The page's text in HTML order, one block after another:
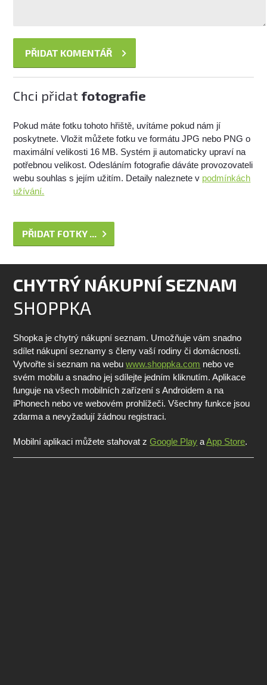
Chci přidat fotografie
Pokud máte fotku tohoto hřiště, uvítáme pokud nám jí
poskytnete. Vložit můžete fotku ve formátu JPG nebo PNG o
maximální velikosti 16 MB. Systém ji automaticky upraví na
potřebnou velikost. Odesláním fotografie dáváte provozovateli
webu souhlas s jejím užitím. Detaily naleznete v podmínkách
užívání.
PŘIDAT FOTKY ...
CHYTRÝ NÁKUPNÍ SEZNAM
SHOPPKA
Shopka je chytrý nákupní seznam. Umožňuje vám snadno
sdílet nákupní seznamy s členy vaší rodiny či domácnosti.
Vytvořte si seznam na webuwww.shoppka.com nebo ve
svém mobilu a snadno jej sdílejte jedním kliknutím. Aplikace
funguje na všech mobilních zařízení s Androidem a na
iPhonech nebo ve webovém prohlížeči. Všechny funkce jsou
zdarma a nevyžadují žádnou registraci.
Mobilní aplikaci můžete stahovat zGoogle Play aApp Store.